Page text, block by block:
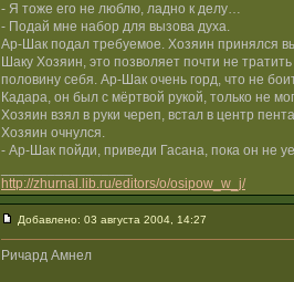
- Я тоже его не люблю, ладно к делу…
- Подай мне набор для вызова духа.
Ар-Шак подал требуемое. Хозяин принялся
Шаку Хозяин, это позволяет почти не
половину себя. Ар-Шак очень горд, что не
Кадара, он был с мёртвой рукой, только не
Хозяин взял в руки череп, встал в центр
Хозяин очнулся.
- Ар-Шак пойди, приведи Гасана, пока он не
http://zhurnal.lib.ru/editors/o/osipow_w_j/
Добавлено: 03 августа 2004, 14:27
Ричард Амнел